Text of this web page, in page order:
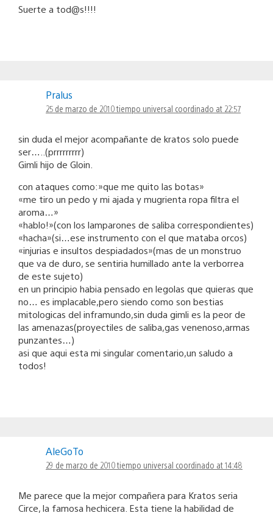
Suerte a tod@s!!!!
Pralus
25 de marzo de 2010 tiempo universal coordinado at 22:57
sin duda el mejor acompañante de kratos solo puede
ser…..(prrrrrrrrr)
Gimli hijo de Gloin.
con ataques como:»que me quito las botas»
«me tiro un pedo y mi ajada y mugrienta ropa filtra el
aroma…»
«hablo!»(con los lamparones de saliba correspondientes)
«hacha»(si…ese instrumento con el que mataba orcos)
«injurias e insultos despiadados»(mas de un monstruo
que va de duro, se sentiria humillado ante la verborrea
de este sujeto)
en un principio habia pensado en legolas que quieras que
no… es implacable,pero siendo como son bestias
mitologicas del inframundo,sin duda gimli es la peor de
las amenazas(proyectiles de saliba,gas venenoso,armas
punzantes…)
asi que aqui esta mi singular comentario,un saludo a
todos!
AleGoTo
29 de marzo de 2010 tiempo universal coordinado at 14:48
Me parece que la mejor compañera para Kratos seria
Circe, la famosa hechicera. Esta tiene la habilidad de